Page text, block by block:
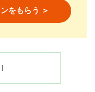
をもらう ＞